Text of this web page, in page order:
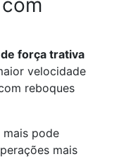
força trativa
velocidade
reboques
mais pode
mais